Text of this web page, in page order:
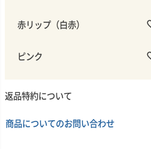
赤リップ（白赤）
ピンク
返品特約について
商品についてのお問い合わせ